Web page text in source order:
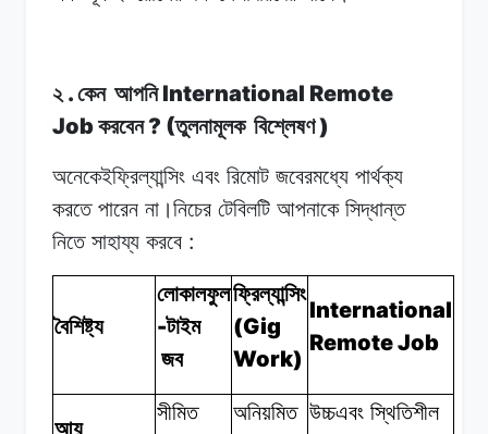
২ .কেন আপনিInternational Remote
Jobকরবেন? (তুলনামূলক বিশ্লেষণ)
অনেকেইফ্রিল্যান্সিং এবং রিমোট জবেরমধ্যে পার্থক্য
করতে পারেন না।নিচের টেবিলটি আপনাকে সিদ্ধান্ত
নিতে সাহায্য করবে :
বৈশিষ্ট্য
লোকালফুল
-টাইম
জব
ফ্রিল্যান্সিং
(Gig
Work)
International
Remote Job
আয়
সীমিত অনিয়মিত উচ্চএবং স্থিতিশীল